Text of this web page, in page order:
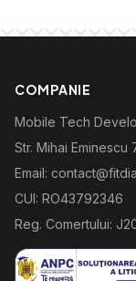
COMPANIE
Mobile Tech
Str. Mihai Eminescu
Email:
CUI: RO43792346
Reg. Comertului: